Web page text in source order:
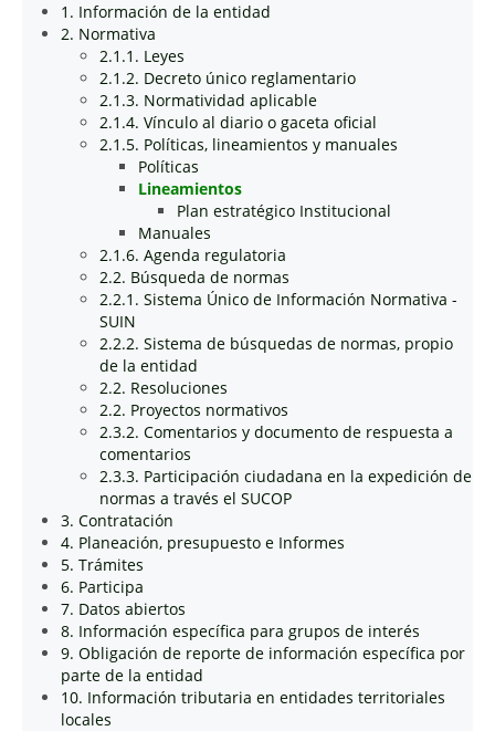
1. Información de la entidad
2. Normativa
2.1.1. Leyes
2.1.2. Decreto único reglamentario
2.1.3. Normatividad aplicable
2.1.4. Vínculo al diario o gaceta oficial
2.1.5. Políticas, lineamientos y manuales
Políticas
Lineamientos
Plan estratégico Institucional
Manuales
2.1.6. Agenda regulatoria
2.2. Búsqueda de normas
2.2.1. Sistema Único de Información Normativa -
SUIN
2.2.2. Sistema de búsquedas de normas, propio
de la entidad
2.2. Resoluciones
2.2. Proyectos normativos
2.3.2. Comentarios y documento de respuesta a
comentarios
2.3.3. Participación ciudadana en la expedición de
normas a través el SUCOP
3. Contratación
4. Planeación, presupuesto e Informes
5. Trámites
6. Participa
7. Datos abiertos
8. Información específica para grupos de interés
9. Obligación de reporte de información específica por
parte de la entidad
10. Información tributaria en entidades territoriales
locales